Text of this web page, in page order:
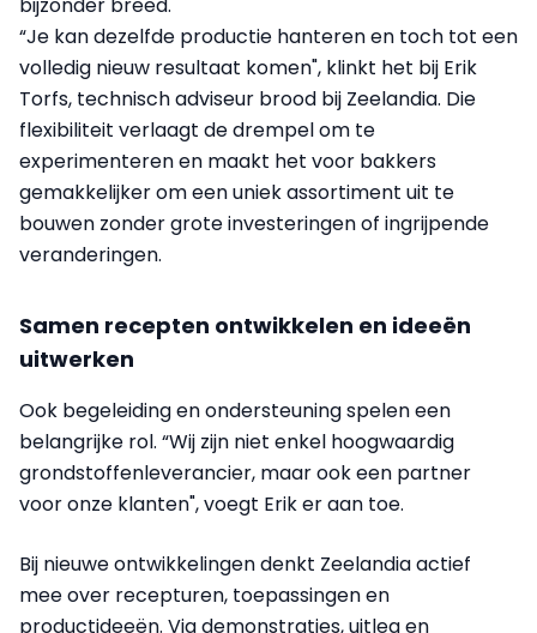
bijzonder breed.
“Je kan dezelfde productie hanteren en toch tot een
volledig nieuw resultaat komen", klinkt het bij Erik
Torfs, technisch adviseur brood bij Zeelandia. Die
flexibiliteit verlaagt de drempel om te
experimenteren en maakt het voor bakkers
gemakkelijker om een uniek assortiment uit te
bouwen zonder grote investeringen of ingrijpende
veranderingen.
Samen recepten ontwikkelen en ideeën
uitwerken
Ook begeleiding en ondersteuning spelen een
belangrijke rol. “Wij zijn niet enkel hoogwaardig
grondstoffenleverancier, maar ook een partner
voor onze klanten", voegt Erik er aan toe.
Bij nieuwe ontwikkelingen denkt Zeelandia actief
mee over recepturen, toepassingen en
productideeën. Via demonstraties, uitleg en